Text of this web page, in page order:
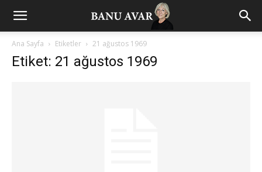
Ana Sayfa Etiketler 21 ağustos 1969
Etiket: 21 ağustos 1969